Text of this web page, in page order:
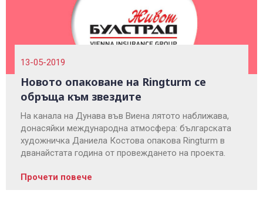
13-05-2019
Новото опаковане на Ringturm се
обръща към звездите
На канала на Дунава във Виена лятото наближава,
донасяйки международна атмосфера: българската
художничка Даниела Костова опакова Ringturm в
дванайстата година от провеждането на проекта.
Прочети повече